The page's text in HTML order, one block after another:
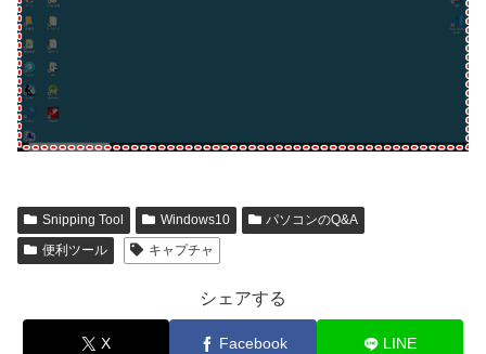
Snipping Tool Windows10
パソコンのQ&A
便利ツール
キャプチャ
シェアする
X Facebook LINE